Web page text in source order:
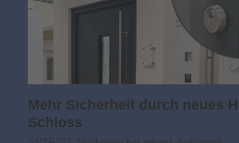
Mehr Sicherheit durch neues
Schloss